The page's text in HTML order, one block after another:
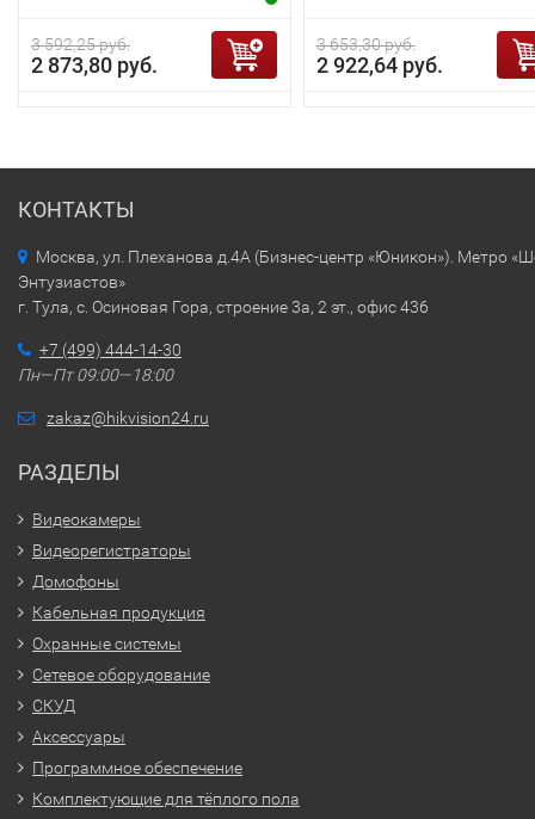
3 592,25 руб.
2 873,80 руб.
3 653,30 руб.
2 922,64 руб.
КОНТАКТЫ
Москва, ул. Плеханова д.4А (Бизнес-центр «Юникон»). Метро
Энтузиастов»
г. Тула, с. Осиновая Гора, строение 3а, 2 эт., офис 436
+7 (499) 444-14-30
Пн—Пт 09:00—18:00
zakaz@hikvision24.ru
РАЗДЕЛЫ
Видеокамеры
Видеорегистраторы
Домофоны
Кабельная продукция
Охранные системы
Сетевое оборудование
СКУД
Аксессуары
Программное обеспечение
Комплектующие для тёплого пола